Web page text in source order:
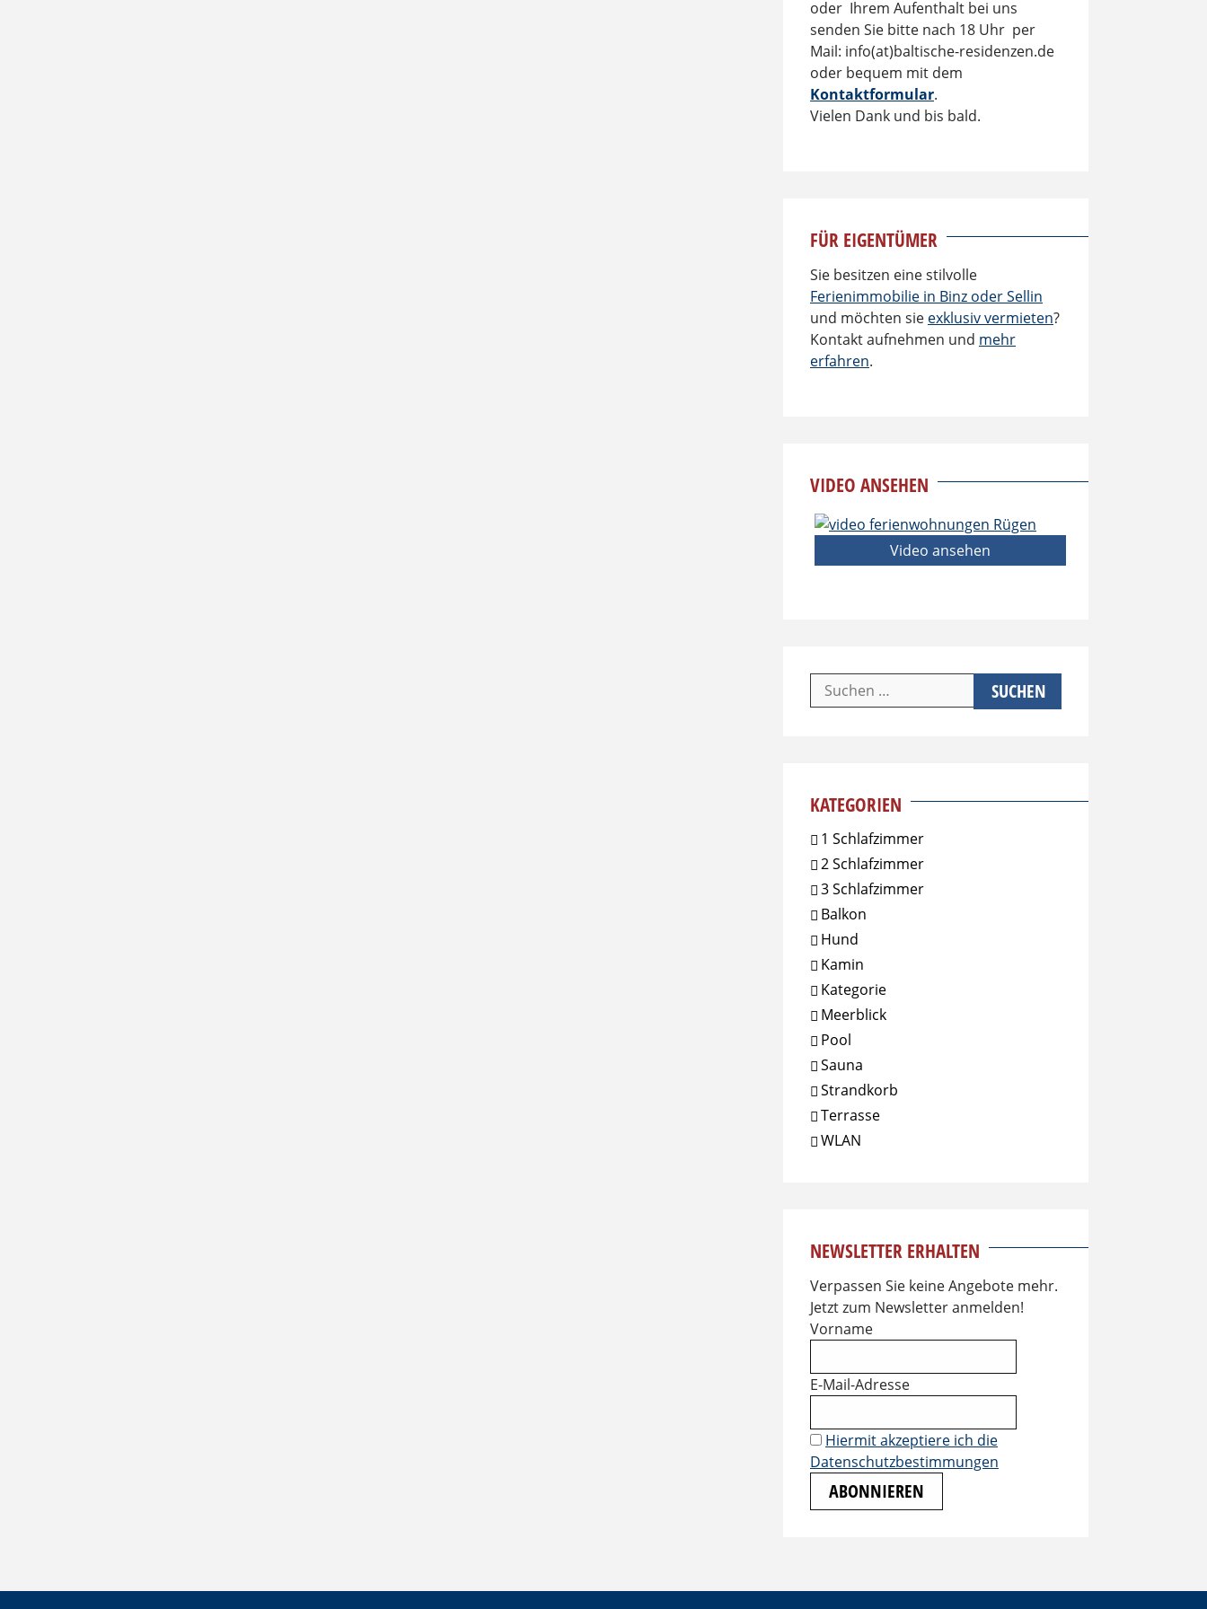
oder Ihrem Aufenthalt bei uns
senden Sie bitte nach 18 Uhr per
Mail: info(at)baltische-residenzen.de
oder bequem mit dem
Kontaktformular.
Vielen Dank und bis bald.
FÜR EIGENTÜMER
Sie besitzen eine stilvolle
Ferienimmobilie in Binz oder Sellin
und möchten sie exklusiv vermieten?
Kontakt aufnehmen und mehr
erfahren.
VIDEO ANSEHEN
Video ansehen
Suchen
nach:
KATEGORIEN
1 Schlafzimmer
2 Schlafzimmer
3 Schlafzimmer
Balkon
Hund
Kamin
Kategorie
Meerblick
Pool
Sauna
Strandkorb
Terrasse
WLAN
NEWSLETTER ERHALTEN
Verpassen Sie keine Angebote mehr.
Jetzt zum Newsletter anmelden!
Vorname
E-Mail-Adresse
Hiermit akzeptiere ich die
Datenschutzbestimmungen